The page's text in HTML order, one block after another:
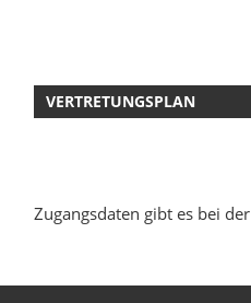
VERTRETUNGSPLAN
Zugangsdaten gibt es bei